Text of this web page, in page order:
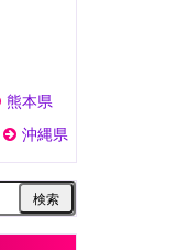
熊本県
沖縄県